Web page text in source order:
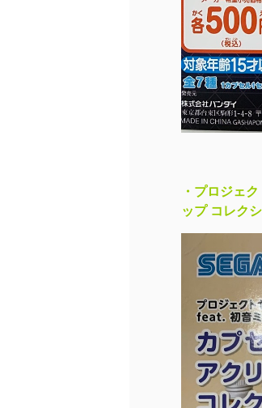
・プロジェ
ップ コレク